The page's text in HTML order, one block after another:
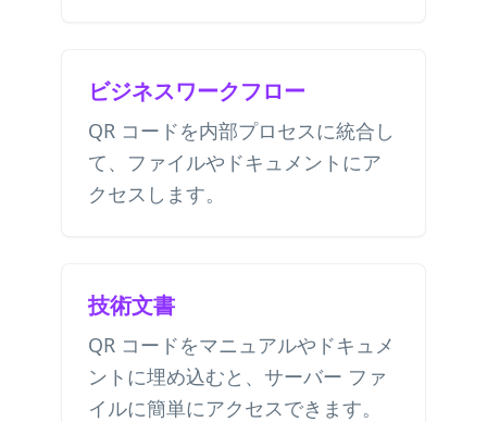
ビジネスワークフロー
QR コードを内部プロセスに統合し
て、ファイルやドキュメントにア
クセスします。
技術文書
QR コードをマニュアルやドキュメ
ントに埋め込むと、サーバー ファ
イルに簡単にアクセスできます。